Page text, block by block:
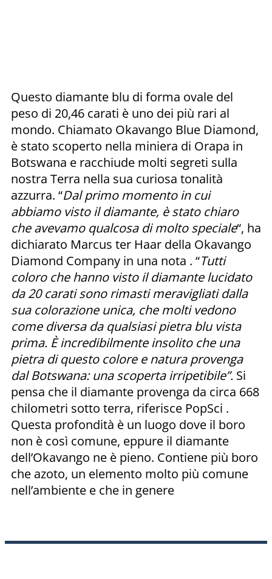
Questo diamante blu di forma ovale del
peso di 20,46 carati è uno dei più rari al
mondo. Chiamato Okavango Blue Diamond,
è stato scoperto nella miniera di Orapa in
Botswana e racchiude molti segreti sulla
nostra Terra nella sua curiosa tonalità
azzurra. “Dal primo momento in cui
abbiamo visto il diamante, è stato chiaro
che avevamo qualcosa di molto speciale“, ha
dichiarato Marcus ter Haar della Okavango
Diamond Company in una nota . “Tutti
coloro che hanno visto il diamante lucidato
da 20 carati sono rimasti meravigliati dalla
sua colorazione unica, che molti vedono
come diversa da qualsiasi pietra blu vista
prima. È incredibilmente insolito che una
pietra di questo colore e natura provenga
dal Botswana: una scoperta irripetibile”. Si
pensa che il diamante provenga da circa 668
chilometri sotto terra, riferisce PopSci .
Questa profondità è un luogo dove il boro
non è così comune, eppure il diamante
dell’Okavango ne è pieno. Contiene più boro
che azoto, un elemento molto più comune
nell’ambiente e che in genere